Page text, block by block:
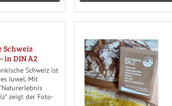
Schweiz
in DIN A2
Schweiz ist
Juwel. Mit
zeigt der Foto-